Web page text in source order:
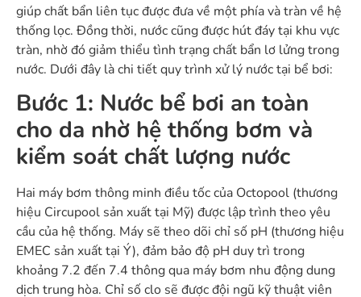
giúp chất bẩn liên tục được đưa về một phía và tràn về hệ
thống lọc. Đồng thời, nước cũng được hút đáy tại khu vực
tràn, nhờ đó giảm thiểu tình trạng chất bẩn lơ lửng trong
nước. Dưới đây là chi tiết quy trình xử lý nước tại bể bơi:
Bước 1: Nước bể bơi an toàn
cho da nhờ hệ thống bơm và
kiểm soát chất lượng nước
Hai máy bơm thông minh điều tốc của Octopool (thương
hiệu Circupool sản xuất tại Mỹ) được lập trình theo yêu
cầu của hệ thống. Máy sẽ theo dõi chỉ số pH (thương hiệu
EMEC sản xuất tại Ý), đảm bảo độ pH duy trì trong
khoảng 7.2 đến 7.4 thông qua máy bơm nhu động dung
dịch trung hòa. Chỉ số clo sẽ được đội ngũ kỹ thuật viên